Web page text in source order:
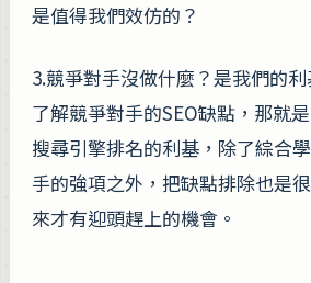
是值得我們效仿的？
3.競爭對手沒做什麼？是我們的利
了解競爭對手的SEO缺點，那就
搜尋引擎排名的利基，除了綜合
手的強項之外，把缺點排除也是
來才有迎頭趕上的機會。